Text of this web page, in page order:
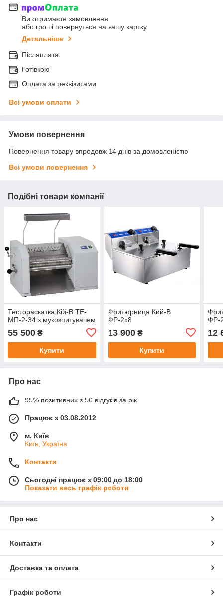
Ви отримаєте замовлення
або гроші повернуться на вашу картку
Детальніше
Післяплата
Готівкою
Оплата за реквізитами
Всі умови оплати
Умови повернення
Повернення товару впродовж 14 днів за домовленістю
Всі умови повернення
Подібні товари компанії
Тестораскатка Кій-В ТЕ-
МП-2-34 з мукозпитувачем
55 500 ₴
Купити
Фритюрниця Кий-В
ФР-2х8
13 900₴
Купити
ФР-
12
Про нас
95% позитивних з 56 відгуків за рік
Працює з 03.08.2012
м. Київ
Київ, Україна
Контакти
Сьогодні працює з 09:00 до 18:00
Показати весь графік роботи
Про нас
Контакти
Доставка та оплата
Графік роботи